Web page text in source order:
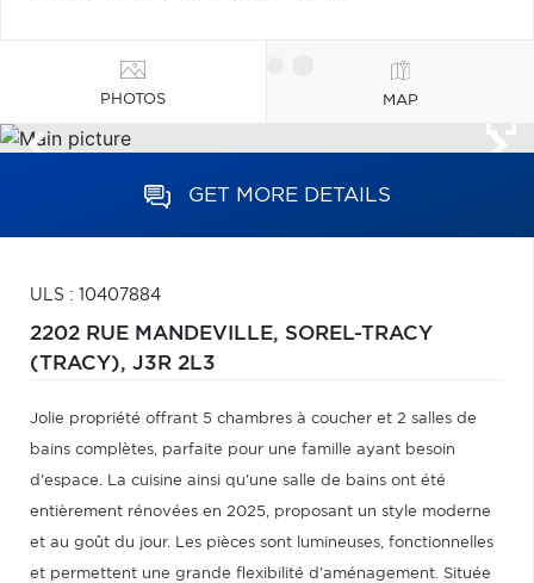
PHOTOS MAP
GET MORE DETAILS
ULS : 10407884
2202 RUE MANDEVILLE, SOREL-TRACY
(TRACY), J3R 2L3
Jolie propriété offrant 5 chambres à coucher et 2 salles de
bains complètes, parfaite pour une famille ayant besoin
d'espace. La cuisine ainsi qu'une salle de bains ont été
entièrement rénovées en 2025, proposant un style moderne
et au goût du jour. Les pièces sont lumineuses, fonctionnelles
et permettent une grande flexibilité d'aménagement. Située